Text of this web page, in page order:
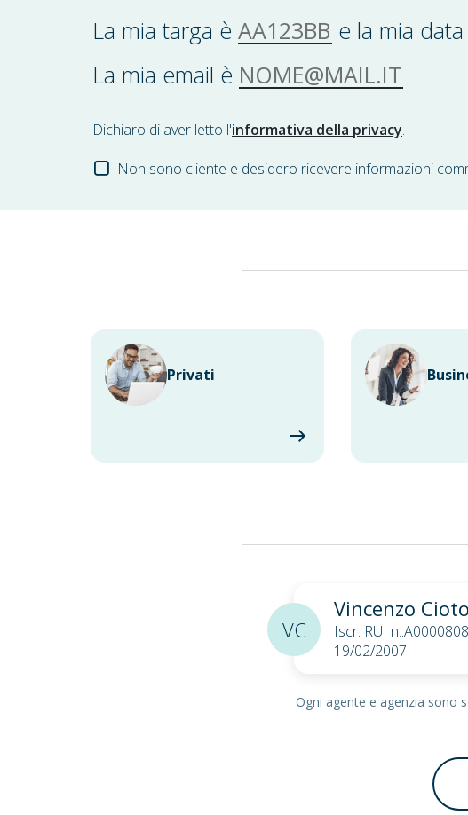
La mia targa èAA123BB e la mia
La mia email èNOME@MAIL.IT
Dichiaro di aver letto l'informativa della privacy.
Non sono cliente e desidero ricevere informazioni
Privati
Vincenzo
Iscr. RUI
19/02/2007
VC
Ogni agente e agenzia sono